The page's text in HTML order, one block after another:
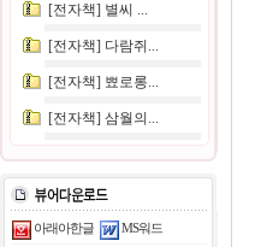
[전자책] 별씨 ...
[전자책] 다람쥐...
[전자책] 뾰로롱...
[전자책] 삼월의...
아래아한글 MS워드